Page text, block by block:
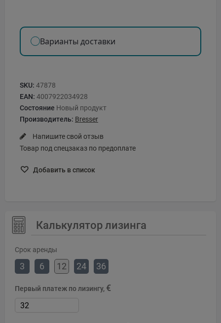
Варианты доставки
SKU: 47878
EAN: 4007922034928
Состояние Новый продукт
Производитель: Bresser
Напишите свой отзыв
Товар под спецзаказ по предоплате
Добавить в список
Калькулятор лизинга
Срок аренды
3 6 12 24 36
Первый платеж по лизингу, €